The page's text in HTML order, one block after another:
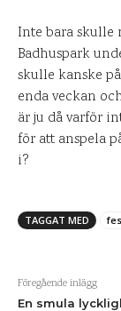
Inte bara
Badhuspark
skulle kanske
enda veckan
är ju då varför
för att anspela
i?
TAGGAT MED
Föregående inlägg
En smula